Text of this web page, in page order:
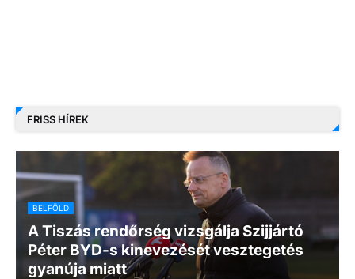
FRISS HÍREK
BELFÖLD
A Tiszás rendőrség vizsgálja Szijjártó
Péter BYD-s kinevezését vesztegetés
gyanúja miatt